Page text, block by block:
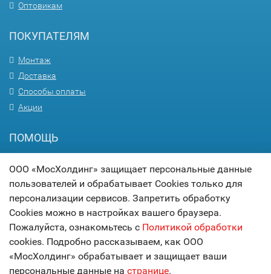
Оптовикам
ПОКУПАТЕЛЯМ
Монтаж
Доставка
Способы оплаты
Акции
ПОМОЩЬ
Карта сайта
© 2017 МОСХОЛДИНГ
технологии комфорта
ООО «МосХолдинг» защищает персональные данные
пользователей и обрабатывает Cookies только для
персонализации сервисов. Запретить обработку
Cookies можно в настройках вашего браузера.
Пожалуйста, ознакомьтесь с Политикой обработки
cookies. Подробно рассказываем, как ООО
«МосХолдинг» обрабатывает и защищает ваши
персональные данные на странице.